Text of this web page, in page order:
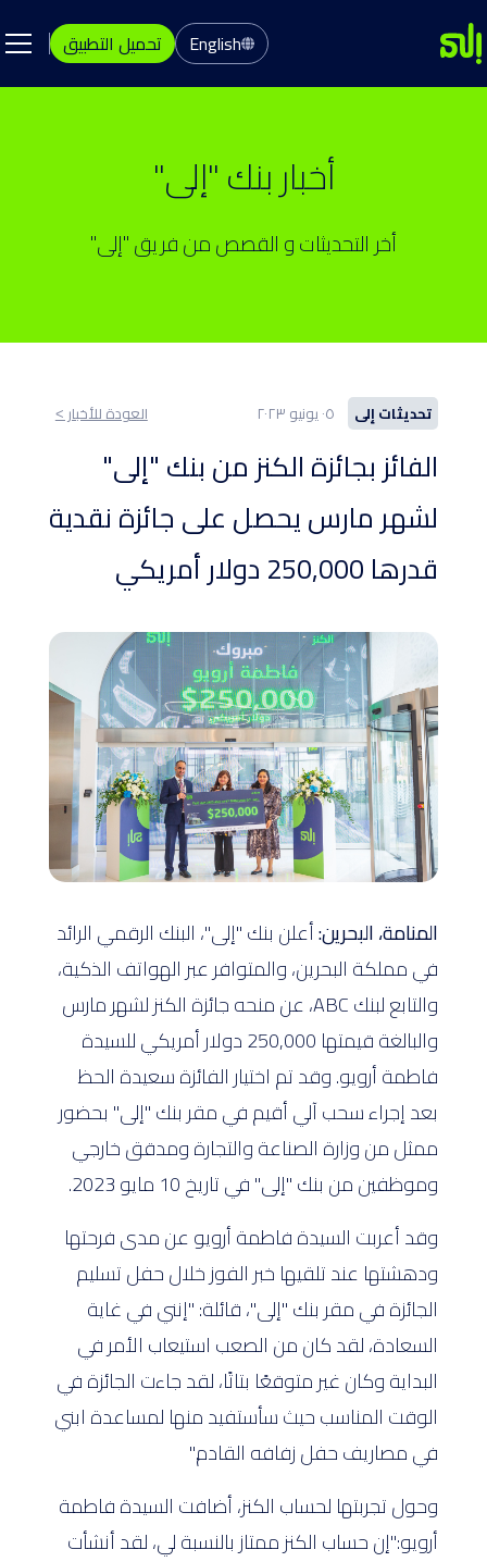
English تحميل التطبيق
أخبار بنك "إلى"
أخر التحديثات و القصص من فريق "إلى"
تحديثات إلى ٠٥ يونيو ٢٠٢٣ العودة للأخبار ˂
الفائز بجائزة الكنز من بنك "إلى"
لشهر مارس يحصل على جائزة نقدية
قدرها 250,000 دولار أمريكي
المنامة، البحرين:أعلن بنك "إلى"، البنك الرقمي الرائد
في مملكة البحرين، والمتوافر عبر الهواتف الذكية،
والتابع لبنك ABC، عن منحه جائزة الكنز لشهر مارس
والبالغة قيمتها 250,000 دولار أمريكي للسيدة
فاطمة أرويو. وقد تم اختيار الفائزة سعيدة الحظ
بعد إجراء سحب آلي أقيم في مقر بنك "إلى" بحضور
ممثل من وزارة الصناعة والتجارة ومدقق خارجي
وموظفين من بنك "إلى" في تاريخ 10 مايو 2023.
وقد أعربت السيدة فاطمة أرويو عن مدى فرحتها
ودهشتها عند تلقيها خبر الفوز خلال حفل تسليم
الجائزة في مقر بنك "إلى"، قائلة: "إنني في غاية
السعادة، لقد كان من الصعب استيعاب الأمر في
البداية وكان غير متوقعًا بتاتًا، لقد جاءت الجائزة في
الوقت المناسب حيث سأستفيد منها لمساعدة ابني
في مصاريف حفل زفافه القادم."
وحول تجربتها لحساب الكنز، أضافت السيدة فاطمة
أرويو:"إن حساب الكنز ممتاز بالنسبة لي، لقد أنشأت